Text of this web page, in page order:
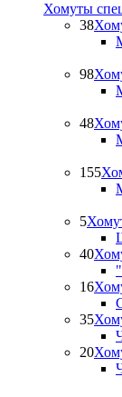
Хомуты
38
98
48
155
5
40
16
35
20